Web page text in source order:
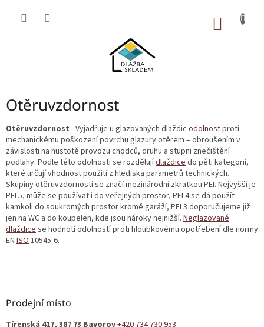
Otěruvzdornost
Otěruvzdornost - Vyjadřuje u glazovaných dlaždic odolnostproti
mechanickému poškození povrchu glazury otěrem – obroušením v
závislosti na hustotě provozu chodců, druhu a stupni znečištění
podlahy. Podle této odolnosti se rozdělujídlaždice do pěti kategorií,
které určují vhodnost použití z hlediska parametrů technických.
Skupiny otěruvzdornosti se značí mezinárodní zkratkou PEI. Nejvyšší je
PEI 5, může se používat i do veřejných prostor, PEI 4 se dá použít
kamkoli do soukromých prostor kromě garáží, PEI 3 doporučujeme již
jen na WC a do koupelen, kde jsou nároky nejnižší. Neglazované
dlaždice se hodnotí odolností proti hloubkovému opotřebení dle normy
EN ISO 10545-6.
Z
Prodejní místo
Tírenská 417, 387 73 Bavorov+420 734 730 953